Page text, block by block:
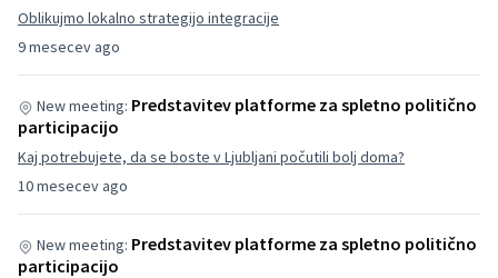
9 mesecev ago
Oblikujmo lokalno strategijo integracije
10 mesecev ago
New meeting: Predstavitev platforme za spletno politično
participacijo
Kaj potrebujete, da se boste v Ljubljani počutili bolj doma?
New meeting: Predstavitev platforme za spletno politično
participacijo